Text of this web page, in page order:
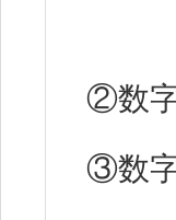
②数
③数